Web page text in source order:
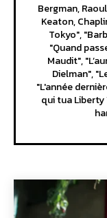
Bergman,
Keaton,
Tokyo",
"Quand
Maudit",
Dielman",
"L'année
qui tua Liberty